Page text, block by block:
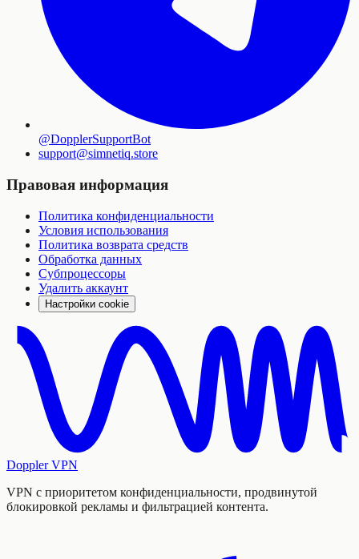
@DopplerSupportBot
support@simnetiq.store
Правовая информация
Политика конфиденциальности
Условия использования
Политика возврата средств
Обработка данных
Субпроцессоры
Удалить аккаунт
Настройки cookie
Doppler VPN
VPN с приоритетом конфиденциальности, продвинутой
блокировкой рекламы и фильтрацией контента.